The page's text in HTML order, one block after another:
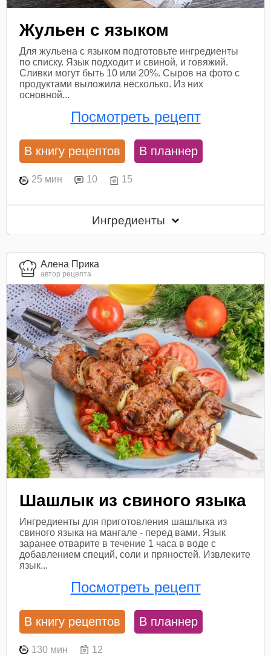
Жульен с языком
Для жульена с языком подготовьте ингредиенты
по списку. Язык подходит и свиной, и говяжий.
Сливки могут быть 10 или 20%. Сыров на фото с
продуктами выложила несколько. Из них
основной...
Посмотреть рецепт
В книгу рецептов В планнер
25 мин 10 15
Ингредиенты
Алена Прика
автор рецепта
Шашлык из свиного языка
Ингредиенты для приготовления шашлыка из
свиного языка на мангале - перед вами. Язык
заранее отварите в течение 1 часа в воде с
добавлением специй, соли и пряностей. Извлеките
язык...
Посмотреть рецепт
В книгу рецептов В планнер
130 мин 12